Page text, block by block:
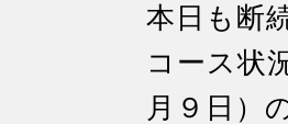
本日も断
コース状
月９日）